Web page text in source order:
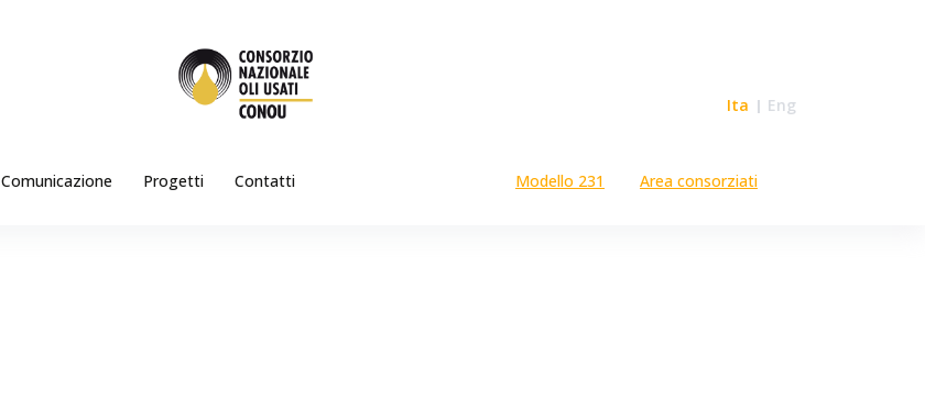
Ita Eng
Comunicazione Progetti Contatti Modello 231 Area consorziati